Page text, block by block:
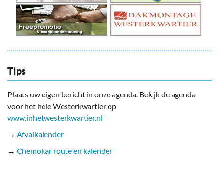
Tips
Plaats uw eigen bericht in onze agenda. Bekijk de agenda
voor het hele Westerkwartier op
www.inhetwesterkwartier.nl
→ Afvalkalender
→ Chemokar route en kalender